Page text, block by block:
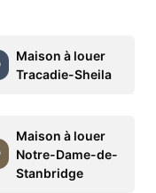
Maison à louer
Tracadie-Sheila
Maison à louer
Notre-Dame-de-
Stanbridge